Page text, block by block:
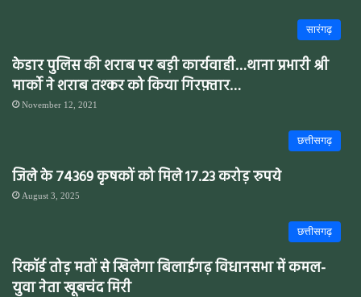
सारंगढ़
केडार पुलिस की शराब पर बड़ी कार्यवाही…थाना प्रभारी श्री
मार्को ने शराब तश्कर को किया गिरफ़्तार…
November 12, 2021
छत्तीसगढ़
जिले के 74369 कृषकों को मिले 17.23 करोड़ रुपये
August 3, 2025
छत्तीसगढ़
रिकॉर्ड तोड़ मतों से खिलेगा बिलाईगढ़ विधानसभा में कमल-
युवा नेता खूबचंद मिरी